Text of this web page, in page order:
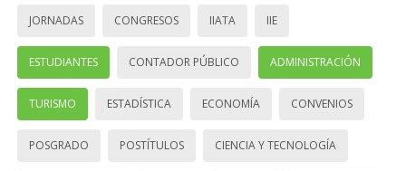
JORNADAS CONGRESOS IIATA IIE
ESTUDIANTES CONTADOR PÚBLICO ADMINISTRACIÓN
TURISMO ESTADÍSTICA ECONOMÍA CONVENIOS
POSGRADO POSTÍTULOS CIENCIA Y TECNOLOGÍA